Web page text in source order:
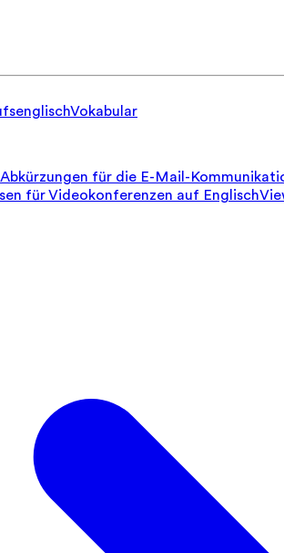
Vokabular
für die E-Mail-
für Videokonferenzen auf Englisch